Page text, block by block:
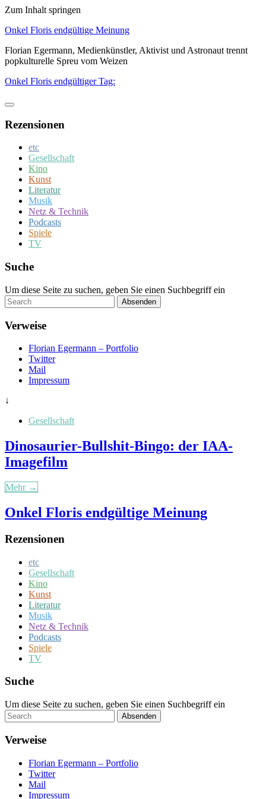
Zum Inhalt springen
Onkel Floris endgültige Meinung
Florian Egermann, Medienkünstler, Aktivist und Astronaut trennt
popkulturelle Spreu vom Weizen
Onkel Floris endgültiger Tag:
Rezensionen
etc
Gesellschaft
Kino
Kunst
Literatur
Musik
Netz & Technik
Podcasts
Spiele
TV
Suche
Um diese Seite zu suchen, geben Sie einen Suchbegriff ein
Absenden
Verweise
Florian Egermann – Portfolio
Twitter
Mail
Impressum
↓
Gesellschaft
Dinosaurier-Bullshit-Bingo: der IAA-
Imagefilm
Mehr →
Onkel Floris endgültige Meinung
Rezensionen
etc
Gesellschaft
Kino
Kunst
Literatur
Musik
Netz & Technik
Podcasts
Spiele
TV
Suche
Um diese Seite zu suchen, geben Sie einen Suchbegriff ein
Absenden
Verweise
Florian Egermann – Portfolio
Twitter
Mail
Impressum